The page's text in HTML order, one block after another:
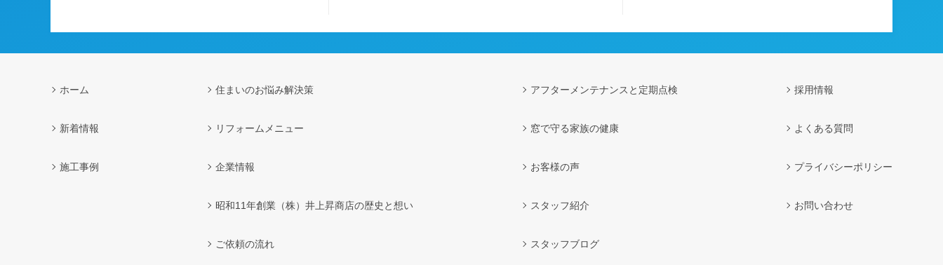
ホーム
新着情報
施工事例
住まいのお悩み解決策
リフォームメニュー
企業情報
昭和11年創業（株）井上昇商店の歴史と想い
ご依頼の流れ
アフターメンテナンスと定期点検
窓で守る家族の健康
お客様の声
スタッフ紹介
スタッフブログ
採用情報
よくある質問
プライバシーポリシー
お問い合わせ